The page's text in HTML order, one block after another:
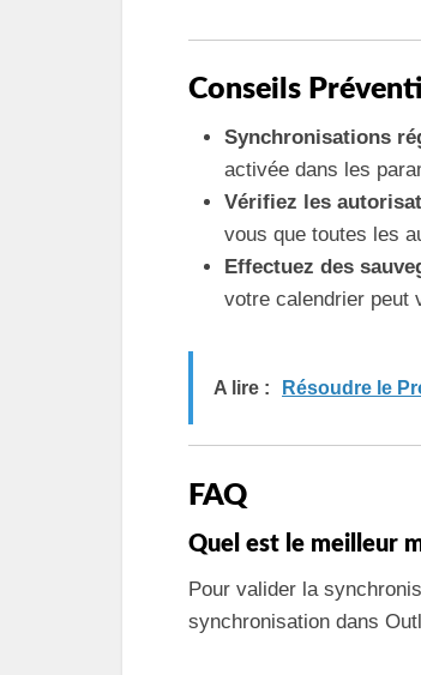
Conseils
Synchronisations
activée dans les
Vérifiez les
vous que toutes les
Effectuez des
votre calendrier peut
A lire : Résoudre le
FAQ
Quel est le meilleur
Pour valider la
synchronisation dans